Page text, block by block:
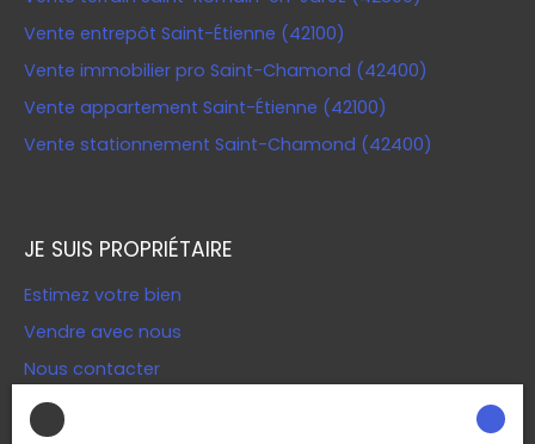
Vente entrepôt Saint-Étienne (42100)
Vente immobilier pro Saint-Chamond (42400)
Vente appartement Saint-Étienne (42100)
Vente stationnement Saint-Chamond (42400)
JE SUIS PROPRIÉTAIRE
Estimez votre bien
Vendre avec nous
Nous contacter